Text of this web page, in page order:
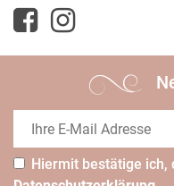
Hiermit bestätige ich,